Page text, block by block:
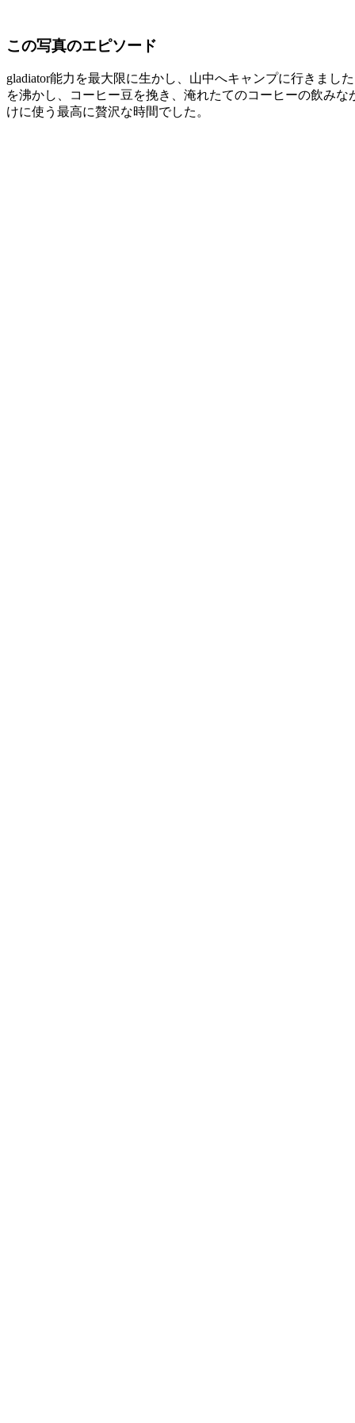
この写真のエピソード
gladiator能力を最大限に生かし、山中へキャンプに行きまし
を沸かし、コーヒー豆を挽き、淹れたてのコーヒーの飲み
けに使う最高に贅沢な時間でした。